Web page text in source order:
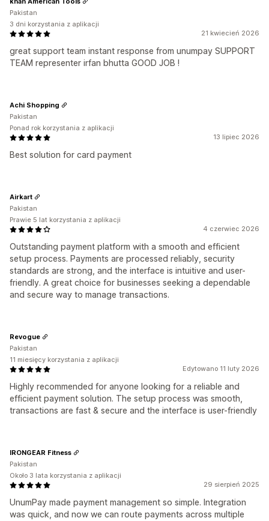
21 kwiecień 2026
great support team instant response from unumpay SUPPORT
TEAM representer irfan bhutta GOOD JOB !
Pakistan
3 dni korzystania z aplikacji
13 lipiec 2026
Best solution for card payment
Achi Shopping
Pakistan
Ponad rok korzystania z aplikacji
4 czerwiec 2026
Outstanding payment platform with a smooth and efficient
setup process. Payments are processed reliably, security
standards are strong, and the interface is intuitive and user-
friendly. A great choice for businesses seeking a dependable
and secure way to manage transactions.
Airkart
Pakistan
Prawie 5 lat korzystania z aplikacji
Edytowano 11 luty 2026
Highly recommended for anyone looking for a reliable and
efficient payment solution. The setup process was smooth,
transactions are fast & secure and the interface is user-friendly
Revogue
Pakistan
11 miesięcy korzystania z aplikacji
29 sierpień 2025
UnumPay made payment management so simple. Integration
was quick, and now we can route payments across multiple
IRONGEAR Fitness
Pakistan
Około 3 lata korzystania z aplikacji